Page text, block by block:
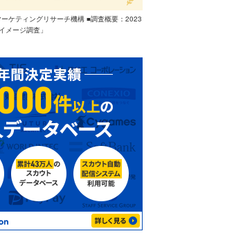
ケティングリサーチ機構 ■調査概要：2023
メージ調査」